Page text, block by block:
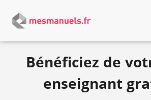
Bénéficiez de
enseignant